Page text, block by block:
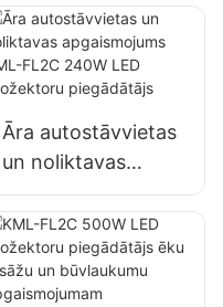
apgaismojumam
Āra autostāvvietas
un noliktavas
apgaismojums
KML-FL2C 240W
LED prožektoru
piegādātājs